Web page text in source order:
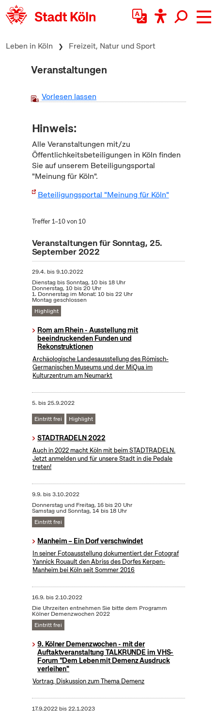
zum Inhalt springen
Leben in Köln Freizeit, Natur und Sport
Veranstaltungen
Vorlesen lassen
Hinweis:
Alle Veranstaltungen mit/zu
Öffentlichkeitsbeteiligungen in Köln finden
Sie auf unserem Beteiligungsportal
"Meinung für Köln".
Beteiligungsportal "Meinung für Köln"
Treffer 1–10 von 10
Veranstaltungen für Sonntag, 25.
September 2022
29.4. bis9.10.2022
Dienstag bis Sonntag, 10 bis 18 Uhr
Donnerstag, 10 bis 20 Uhr
1. Donnerstag im Monat: 10 bis 22 Uhr
Montag geschlossen
Highlight
Rom am Rhein - Ausstellung mit
beeindruckenden Funden und
Rekonstruktionen
Archäologische Landesausstellung des Römisch-
Germanischen Museums und der MiQua im
Kulturzentrum am Neumarkt
5. bis25.9.2022
Eintritt frei Highlight
STADTRADELN 2022
Auch in 2022 macht Köln mit beim STADTRADELN.
Jetzt anmelden und für unsere Stadt in die Pedale
treten!
9.9. bis3.10.2022
Donnerstag und Freitag, 16 bis 20 Uhr
Samstag und Sonntag, 14 bis 18 Uhr
Eintritt frei
Manheim – Ein Dorf verschwindet
In seiner Fotoausstellung dokumentiert der Fotograf
Yannick Rouault den Abriss des Dorfes Kerpen-
Manheim bei Köln seit Sommer 2016
16.9. bis2.10.2022
Die Uhrzeiten entnehmen Sie bitte dem Programm
Kölner Demenzwochen 2022
Eintritt frei
9. Kölner Demenzwochen - mit der
Auftaktveranstaltung TALKRUNDE im VHS-
Forum "Dem Leben mit Demenz Ausdruck
verleihen"
Vortrag, Diskussion zum Thema Demenz
17.9.2022bis22.1.2023